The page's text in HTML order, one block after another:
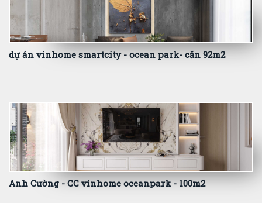
dự án vinhome smartcity - ocean park- căn 92m2
Anh Cường - CC vinhome oceanpark - 100m2